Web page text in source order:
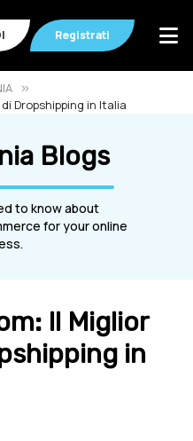
Registrati
Dropshipping in Italia
Blogs
to know about
for your online
Il Miglior
in